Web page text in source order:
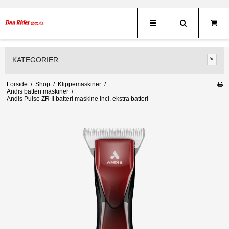
KATEGORIER
Forside / Shop / Klippemaskiner /
Andis batteri maskiner /
Andis Pulse ZR II batteri maskine incl. ekstra batteri